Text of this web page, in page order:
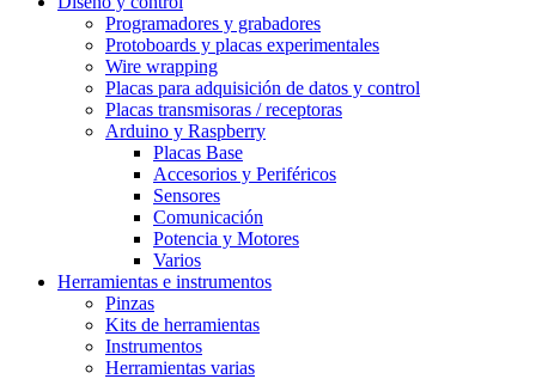
Programadores y grabadores
Protoboards y placas experimentales
Wire wrapping
Placas para adquisición de datos y control
Placas transmisoras / receptoras
Arduino y Raspberry
Placas Base
Accesorios y Periféricos
Sensores
Comunicación
Potencia y Motores
Varios
Herramientas e instrumentos
Pinzas
Kits de herramientas
Instrumentos
Herramientas varias